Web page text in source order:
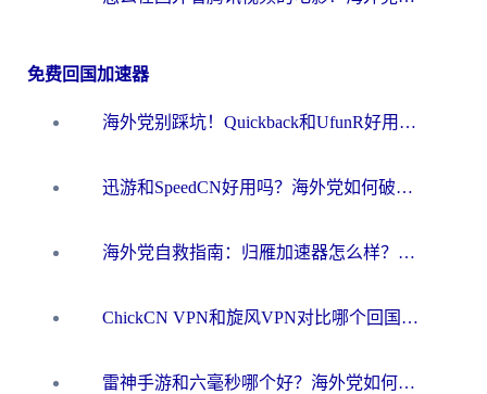
免费回国加速器
海外党别踩坑！Quickback和UfunR好用吗？选对回国加速器才能无缝刷国内资源
迅游和SpeedCN好用吗？海外党如何破解那道看不见的墙
海外党自救指南：归雁加速器怎么样？教你避开坑实现国内资源无缝访问
ChickCN VPN和旋风VPN对比哪个回国效果更好？海外用户的选择困境与出路
雷神手游和六毫秒哪个好？海外党如何真正解锁国内资源